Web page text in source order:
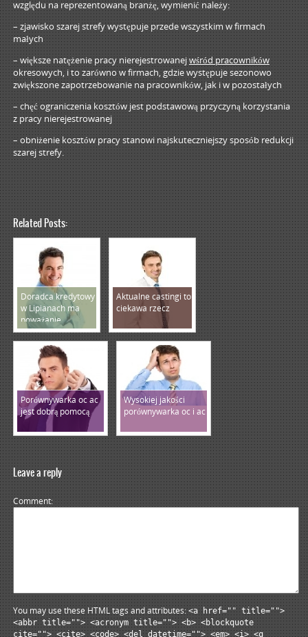
względu na reprezentowaną branżę, wymienić należy:
– zjawisko szarej strefy występuje przede wszystkim w firmach
małych
– większe natężenie pracy nierejestrowanejwśród pracowników
okresowych, i to zarówno w firmach, gdzie występuje sezonowo
zwiększone zapotrzebowanie na pracowników, jak i w pozostałych
– chęć ograniczenia kosztów jest podstawową przyczyną korzystania
z pracy nierejestrowanej
– obniżenie kosztów pracy stanowi najskuteczniejszy sposób redukcji
szarej strefy.
Related Posts:
Doradca kredytowy
w Lipianach ma
poważanie
Aktualne castingi to
ciekawa rzecz
Porównywarka oc ac
jest dobrą pomocą
Wysokiej jakości
porównywarka oc i ac
Leave a reply
Comment
You may use these HTML tags and attributes:<a href="" title="">
<abbr title=""> <acronym title=""> <b> <blockquote
cite=""> <cite> <code> <del datetime=""> <em> <i> <q